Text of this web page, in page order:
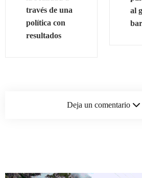
través de una
política con
resultados
al
Deja un comentario